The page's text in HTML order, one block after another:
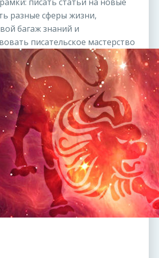
разные сферы жизни,
багаж знаний и
писательское мастерство